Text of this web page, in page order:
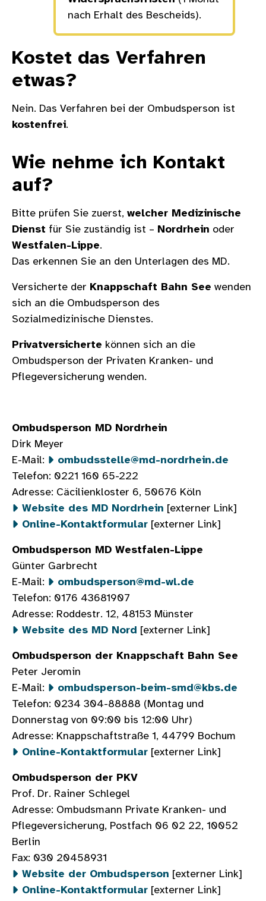
nach Erhalt des Bescheids).
Kostet das Verfahren
etwas?
Nein. Das Verfahren bei der Ombudsperson ist
kostenfrei.
Wie nehme ich Kontakt
auf?
Bitte prüfen Sie zuerst, welcher Medizinische
Dienst für Sie zuständig ist – Nordrhein oder
Westfalen-Lippe.
Das erkennen Sie an den Unterlagen des MD.
Versicherte der Knappschaft Bahn See wenden
sich an die Ombudsperson des
Sozialmedizinische Dienstes.
Privatversicherte können sich an die
Ombudsperson der Privaten Kranken- und
Pflegeversicherung wenden.
Ombudsperson MD Nordrhein
Dirk Meyer
E-Mail:
ombudsstelle@md-nordrhein.de
Telefon: 0221 160 65-222
Adresse: Cäcilienkloster 6, 50676 Köln
Website des MD Nordrhein [externer Link]
Online-Kontaktformular [externer Link]
Ombudsperson MD Westfalen-Lippe
Günter Garbrecht
E-Mail:
ombudsperson@md-wl.de
Telefon: 0176 43681907
Adresse: Roddestr. 12, 48153 Münster
Website des MD Nord [externer Link]
Ombudsperson der Knappschaft Bahn See
Peter Jeromin
E-Mail:
ombudsperson-beim-smd@kbs.de
Telefon: 0234 304-88888 (Montag und
Donnerstag von 09:00 bis 12:00 Uhr)
Adresse: Knappschaftstraße 1, 44799 Bochum
Online-Kontaktformular [externer Link]
Ombudsperson der PKV
Prof. Dr. Rainer Schlegel
Adresse: Ombudsmann Private Kranken- und
Pflegeversicherung, Postfach 06 02 22, 10052
Berlin
Fax: 030 20458931
Website der Ombudsperson [externer Link]
Online-Kontaktformular [externer Link]